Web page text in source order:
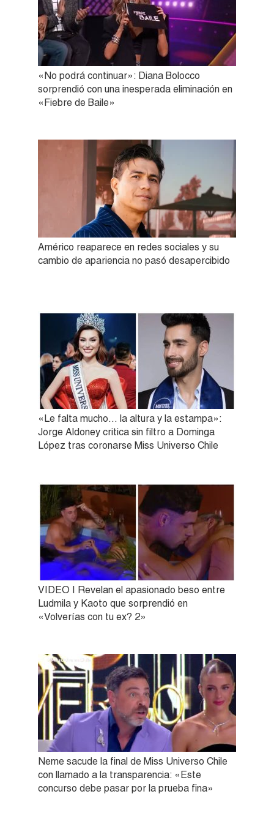
«No podrá continuar»: Diana Bolocco
sorprendió con una inesperada eliminación en
«Fiebre de Baile»
Américo reaparece en redes sociales y su
cambio de apariencia no pasó desapercibido
«Le falta mucho… la altura y la estampa»:
Jorge Aldoney critica sin filtro a Dominga
López tras coronarse Miss Universo Chile
VIDEO | Revelan el apasionado beso entre
Ludmila y Kaoto que sorprendió en
«Volverías con tu ex? 2»
Neme sacude la final de Miss Universo Chile
con llamado a la transparencia: «Este
concurso debe pasar por la prueba fina»